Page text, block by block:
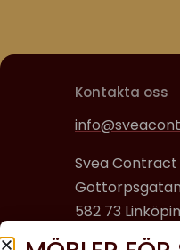
Kontakta oss
Svea Contract
Gottorpsgatan
582 73